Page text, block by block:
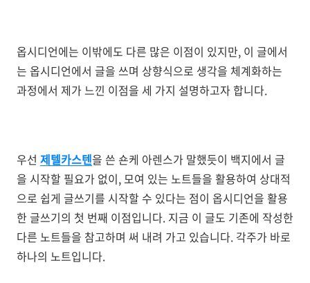
옵시디언에는 이밖에도 다른 많은 이점이 있지만, 이 글에서
는 옵시디언에서 글을 쓰며 상향식으로 생각을 체계화하는
과정에서 제가 느낀 이점을 세 가지 설명하고자 합니다.
우선 제텔카스텐을 쓴 숀케 아렌스가 말했듯이 백지에서 글
을 시작할 필요가 없이, 모여 있는 노트들을 활용하여 상대적
으로 쉽게 글쓰기를 시작할 수 있다는 점이 옵시디언을 활용
한 글쓰기의 첫 번째 이점입니다. 지금 이 글도 기존에 작성한
다른 노트들을 참고하며 써 내려 가고 있습니다. 각주가 바로
하나의 노트입니다.